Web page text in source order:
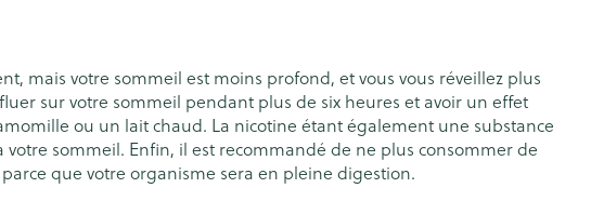
intime
Préservatifs et
contraception
Bien-être intime
nettoyage
Lait, gel, huile et crème de
nettoyage
Tonic - lotion
Ventre
Bras
Coude
Cheville et pieds
Oreille Anesthésie
mais votre sommeil est moins profond, et vous vous réveillez plus
sur votre sommeil pendant plus de six heures et avoir un effet
ou un lait chaud. La nicotine étant également une substance
sommeil. Enfin, il est recommandé de ne plus consommer de
que votre organisme sera en pleine digestion.